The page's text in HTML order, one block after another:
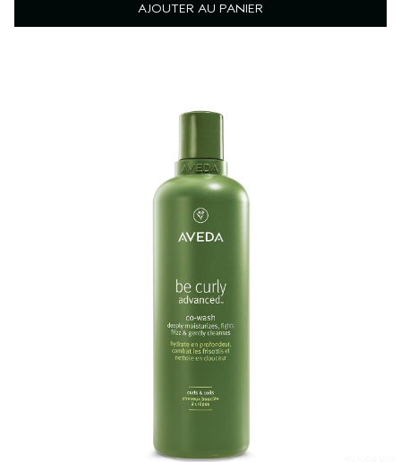
AJOUTER AU PANIER